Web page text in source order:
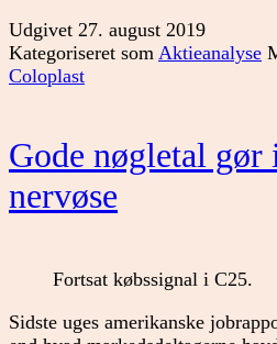
Udgivet 27. august 2019
Kategoriseret som Aktieanalyse
Coloplast
Gode nøgletal gør
nervøse
Fortsat købssignal i C25.
Sidste uges amerikanske